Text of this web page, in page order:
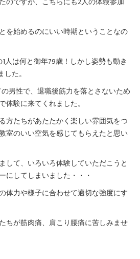
を始めるのにいい時期ということなの
人は何と御年79歳！しかし姿勢も動き
た。
男性で、退職後筋力を落とさないため
体験に来てくれました。
方たちがあたたかく楽しい雰囲気をつ
室のいい空気を感じてもらえたと思い
して、いろいろ体験していただこうと
にしてしまいました・・・
体力や様子に合わせて適切な強度にす
ちが筋肉痛、肩こり腰痛に苦しみませ